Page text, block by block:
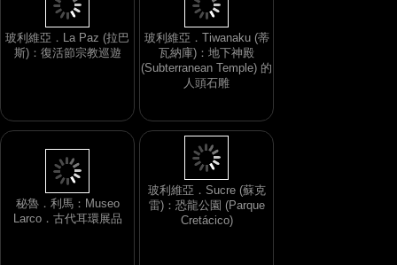
玻利維亞．La Paz (拉巴
斯)：復活節宗教巡遊
玻利維亞．Tiwanaku (蒂
瓦納庫)：地下神殿
(Subterranean Temple) 的
人頭石雕
秘魯．利馬：Museo
Larco．古代耳環展品
玻利維亞．Sucre (蘇克
雷)：恐龍公園 (Parque
Cretácico)